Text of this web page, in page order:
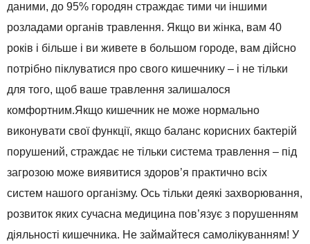
даними, до 95% городян страждає тими чи іншими
розладами органів травлення. Якщо ви жінка, вам 40
років і більше і ви живете в большом городе, вам дійсно
потрібно піклуватися про свого кишечнику – і не тільки
для того, щоб ваше травлення залишалося
комфортним.Якщо кишечник не може нормально
виконувати свої функції, якщо баланс корисних бактерій
порушений, страждає не тільки система травлення – під
загрозою може виявитися здоров’я практично всіх
систем нашого організму. Ось тільки деякі захворювання,
розвиток яких сучасна медицина пов’язує з порушенням
діяльності кишечника. Не займайтеся самолікуванням! У